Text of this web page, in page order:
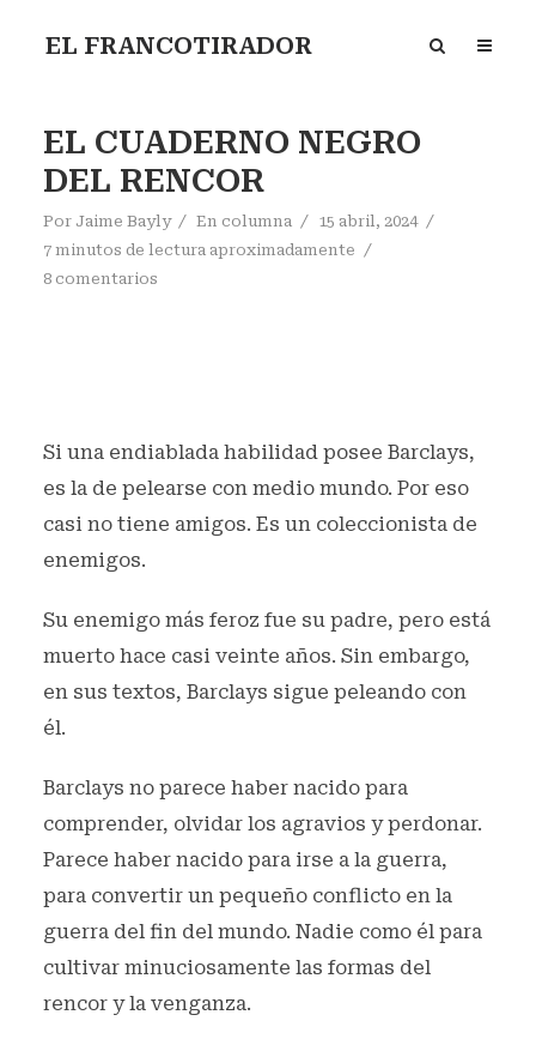
EL FRANCOTIRADOR
EL CUADERNO NEGRO
DEL RENCOR
Por Jaime Bayly En columna
15 abril, 2024
7 minutos de lectura aproximadamente
8 comentarios
Si una endiablada habilidad posee Barclays,
es la de pelearse con medio mundo. Por eso
casi no tiene amigos. Es un coleccionista de
enemigos.
Su enemigo más feroz fue su padre, pero está
muerto hace casi veinte años. Sin embargo,
en sus textos, Barclays sigue peleando con
él.
Barclays no parece haber nacido para
comprender, olvidar los agravios y perdonar.
Parece haber nacido para irse a la guerra,
para convertir un pequeño conflicto en la
guerra del fin del mundo. Nadie como él para
cultivar minuciosamente las formas del
rencor y la venganza.